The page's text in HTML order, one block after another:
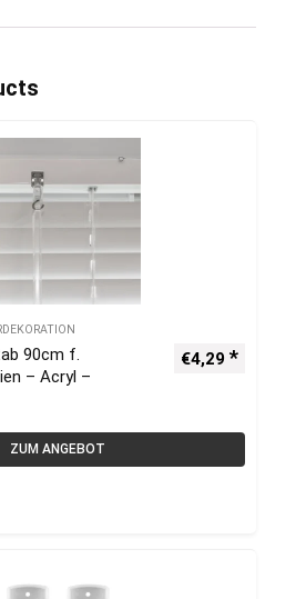
90cm f.
– Acryl –
€4,29
ZUM ANGEBOT